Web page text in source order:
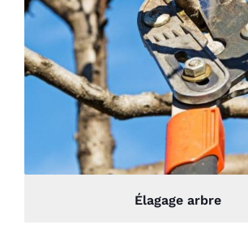
Élagage arbre